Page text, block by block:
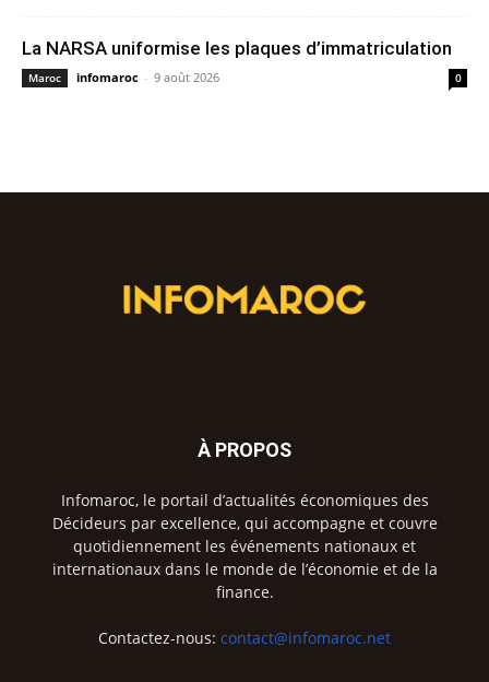
La NARSA uniformise les plaques d’immatriculation
Maroc infomaroc - 9 août 2026 0
À PROPOS
Infomaroc, le portail d’actualités économiques des
Décideurs par excellence, qui accompagne et couvre
quotidiennement les événements nationaux et
internationaux dans le monde de l’économie et de la
finance.
Contactez-nous: contact@infomaroc.net